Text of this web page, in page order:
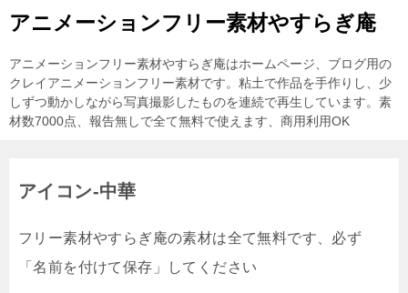
アニメーションフリー素材やすらぎ庵
アニメーションフリー素材やすらぎ庵はホームページ、ブログ用の
クレイアニメーションフリー素材です。粘土で作品を手作りし、少
しずつ動かしながら写真撮影したものを連続で再生しています。素
材数7000点、報告無しで全て無料で使えます、商用利用OK
アイコン-中華
フリー素材やすらぎ庵の素材は全て無料です、必ず
「名前を付けて保存」してください